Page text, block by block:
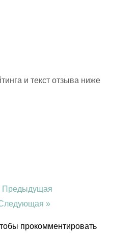
и текст отзыва ниже
Предыдущая
»
прокомментировать